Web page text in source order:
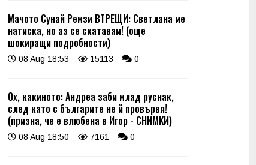
Мачото Сунай Ремзи ВТРЕЩИ: Светлана ме
натиска, но аз се скатавам! (още
шокиращи подробности)
08 Aug 18:53 15113 0
Ох, какиното: Андреа заби млад руснак,
след като с българите не й провървя!
(призна, че е влюбена в Игор - СНИМКИ)
08 Aug 18:50 7161 0